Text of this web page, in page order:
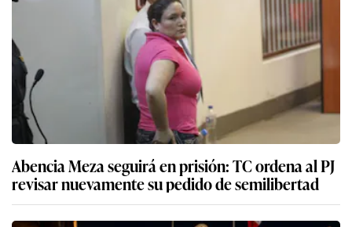
Abencia Meza seguirá en prisión: TC ordena al PJ
revisar nuevamente su pedido de semilibertad